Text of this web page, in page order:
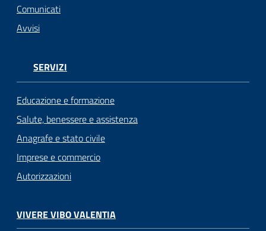
Comunicati
Avvisi
SERVIZI
Educazione e formazione
Salute, benessere e assistenza
Anagrafe e stato civile
Imprese e commercio
Autorizzazioni
VIVERE VIBO VALENTIA